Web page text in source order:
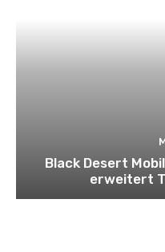
Black Desert
erweitert